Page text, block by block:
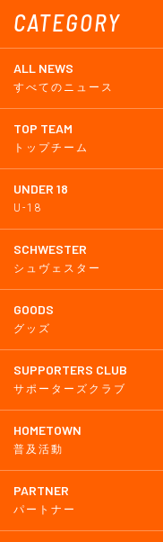
CATEGORY
ALL NEWS
すべてのニュース
TOP TEAM
トップチーム
UNDER 18
U-18
SCHWESTER
シュヴェスター
GOODS
グッズ
SUPPORTERS CLUB
サポーターズクラブ
HOMETOWN
普及活動
PARTNER
パートナー